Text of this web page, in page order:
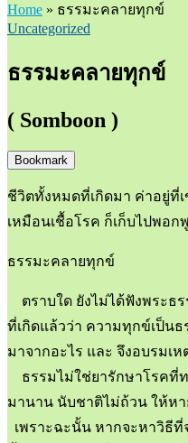
Home » ธรรมะคลายทุกข์
Uncategorized
ธรรมะคลายทุกข์
( Somboon )
Bookmark
ชีวิตทั้งหมดที่เกิดมา ค่าอยู่ที่
เหมือนเชื้อโรค ก็เก็บไปพอ
ธรรมะคลายทุกข์
ตราบใด ยังไม่ได้ฟังพระธร
ที่เกิดแล้วว่า ความทุกข์เป็นธ
มาจากอะไร และ จึงอบรมเ
ธรรมไม่ใช่ยารักษาโรคที่ท
มานาน นับชาติไม่ถ้วน ให้ห
เพราะฉะนั้น หากจะหาวิธีที่